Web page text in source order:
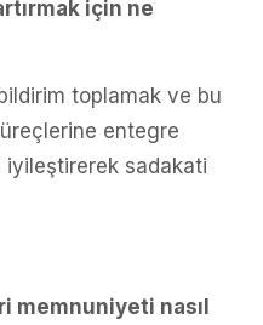
için ne
toplamak ve bu
entegre
sadakati
memnuniyeti nasıl